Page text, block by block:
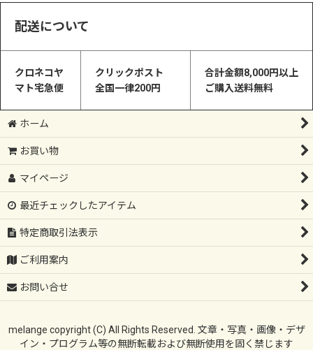
配送について
クロネコヤ
マト宅急便
クリックポスト
全国一律200円
合計金額8,000円以上
ご購入送料無料
ホーム
お買い物
マイページ
最近チェックしたアイテム
特定商取引法表示
ご利用案内
お問い合せ
melange copyright (C) All Rights Reserved. 文章・写真・画像・デザ
イン・プログラム等の無断転載および無断使用を固く禁じます